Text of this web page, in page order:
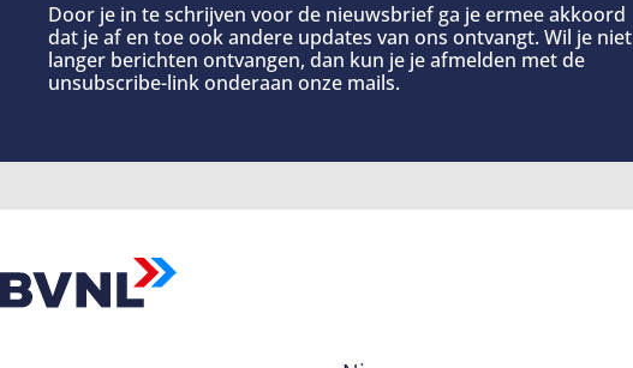
Door je in te schrijven voor de nieuwsbrief ga je ermee akkoord
dat je af en toe ook andere updates van ons ontvangt. Wil je niet
langer berichten ontvangen, dan kun je je afmelden met de
unsubscribe-link onderaan onze mails.